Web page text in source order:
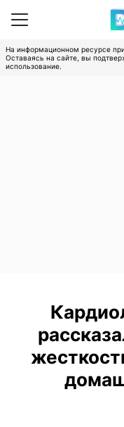
На информационном ресурсе
Оставаясь на сайте, вы
использование.